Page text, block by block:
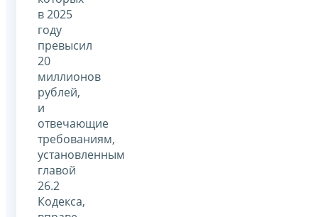
в 2025
году
превысил
20
миллионов
рублей,
и
отвечающие
требованиям,
установленным
главой
26.2
Кодекса,